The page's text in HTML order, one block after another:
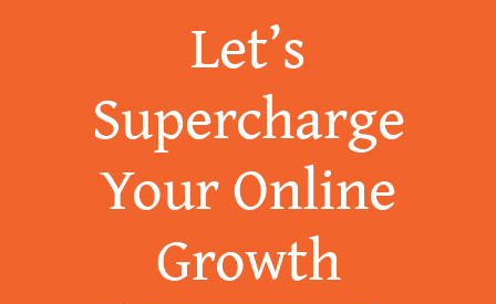
Let’s
Supercharge
Your Online
Growth